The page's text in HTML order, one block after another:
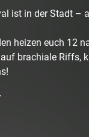
ist in der Stadt –
heizen euch 12
brachiale Riffs,